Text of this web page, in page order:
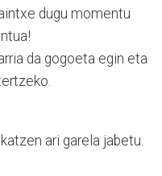
dugu momentu
da gogoeta egin eta
ari garela jabetu.